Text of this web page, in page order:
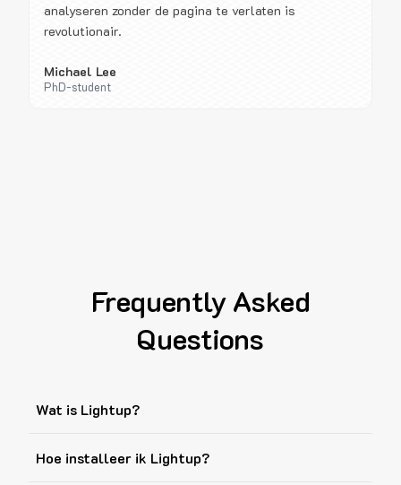
analyseren zonder de pagina te verlaten is
revolutionair.
Michael Lee
PhD-student
Frequently Asked
Questions
Wat is Lightup?
Hoe installeer ik Lightup?